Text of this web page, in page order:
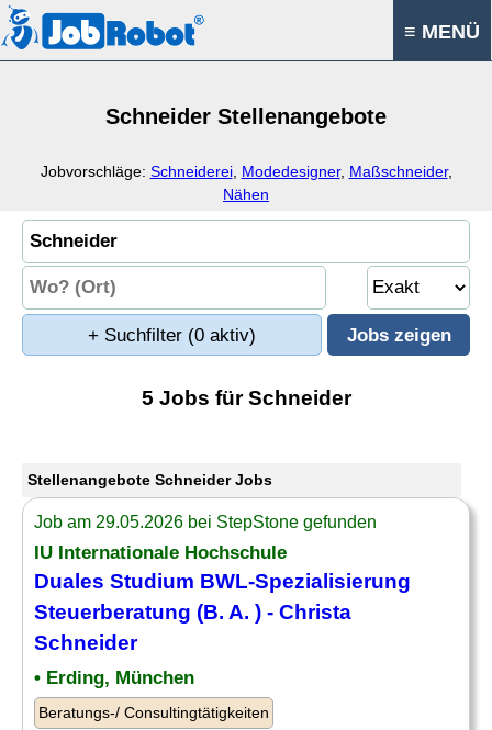
≡ MENÜ
Schneider Stellenangebote
Jobvorschläge: Schneiderei, Modedesigner, Maßschneider,
Nähen
+ Suchfilter (0 aktiv)
5 Jobs für Schneider
Stellenangebote Schneider Jobs
Job am 29.05.2026 bei StepStone gefunden
IU Internationale Hochschule
Duales Studium BWL-Spezialisierung
Steuerberatung (B. A. ) - Christa
Schneider
• Erding, München
Beratungs-/ Consultingtätigkeiten